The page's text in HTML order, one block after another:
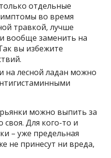
отдельные
во время
травкой, лучше
вообще заменить на
вы избежите
на лесной ладан можно
можно выпить за
своя. Для кого-то и
– уже предельная
не принесут ни вреда,